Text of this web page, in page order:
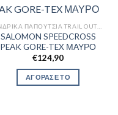
ΑΝΔΡΙΚΆ ΠΑΠΟΎΤΣΙΑ TRAIL OUTDOR
SALOMON SPEEDCROSS
PEAK GORE-TEX ΜΑΥΡΟ
€124,90
ΑΓΟΡΑΣΕ ΤΟ